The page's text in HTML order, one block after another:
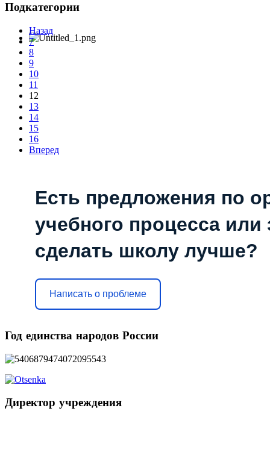
Подкатегории
Назад
7
8
9
10
11
12
13
14
15
16
Вперед
Есть предложения по
учебного процесса или
сделать школу лучше?
Написать о проблеме
Год единства народов России
Директор учреждения